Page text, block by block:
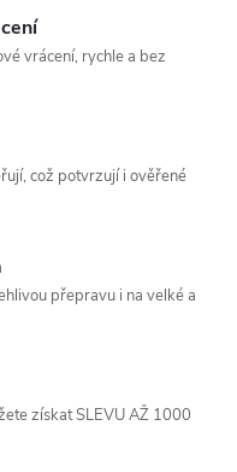
vrácení, rychle a bez
což potvrzují i ověřené
přepravu i na velké a
získat SLEVU AŽ 1000